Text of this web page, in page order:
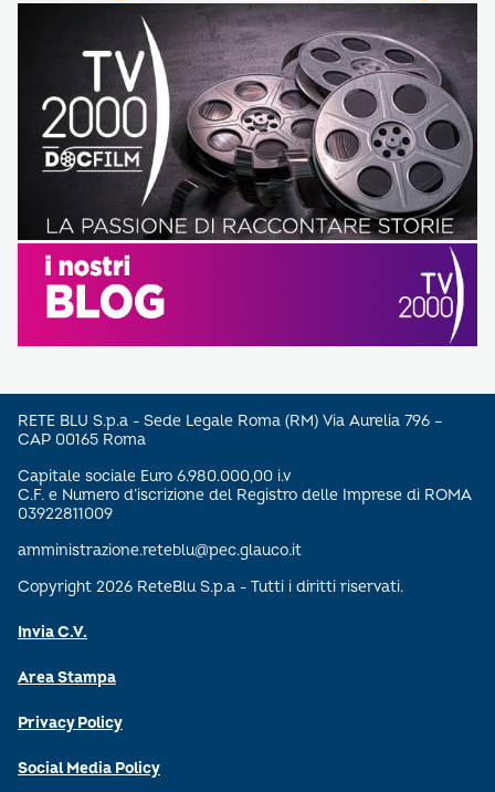
RETE BLU S.p.a - Sede Legale Roma (RM) Via Aurelia 796 –
CAP 00165 Roma
Capitale sociale Euro 6.980.000,00 i.v
C.F. e Numero d’iscrizione del Registro delle Imprese di ROMA
03922811009
amministrazione.reteblu@pec.glauco.it
Copyright 2026 ReteBlu S.p.a - Tutti i diritti riservati.
Invia C.V.
Area Stampa
Privacy Policy
Social Media Policy